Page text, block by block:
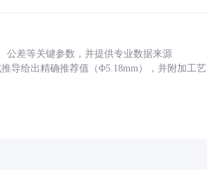
公差等关键参数，并提供专业数据来源
导给出精确推荐值（Φ5.18mm），并附加工艺